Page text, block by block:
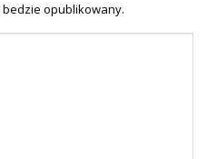
opublikowany.